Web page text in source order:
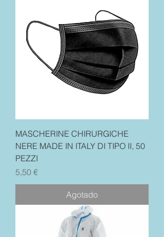
MASCHERINE CHIRURGICHE
NERE MADE IN ITALY DI TIPO II, 50
PEZZI
Precio
5,50 €
Agotado